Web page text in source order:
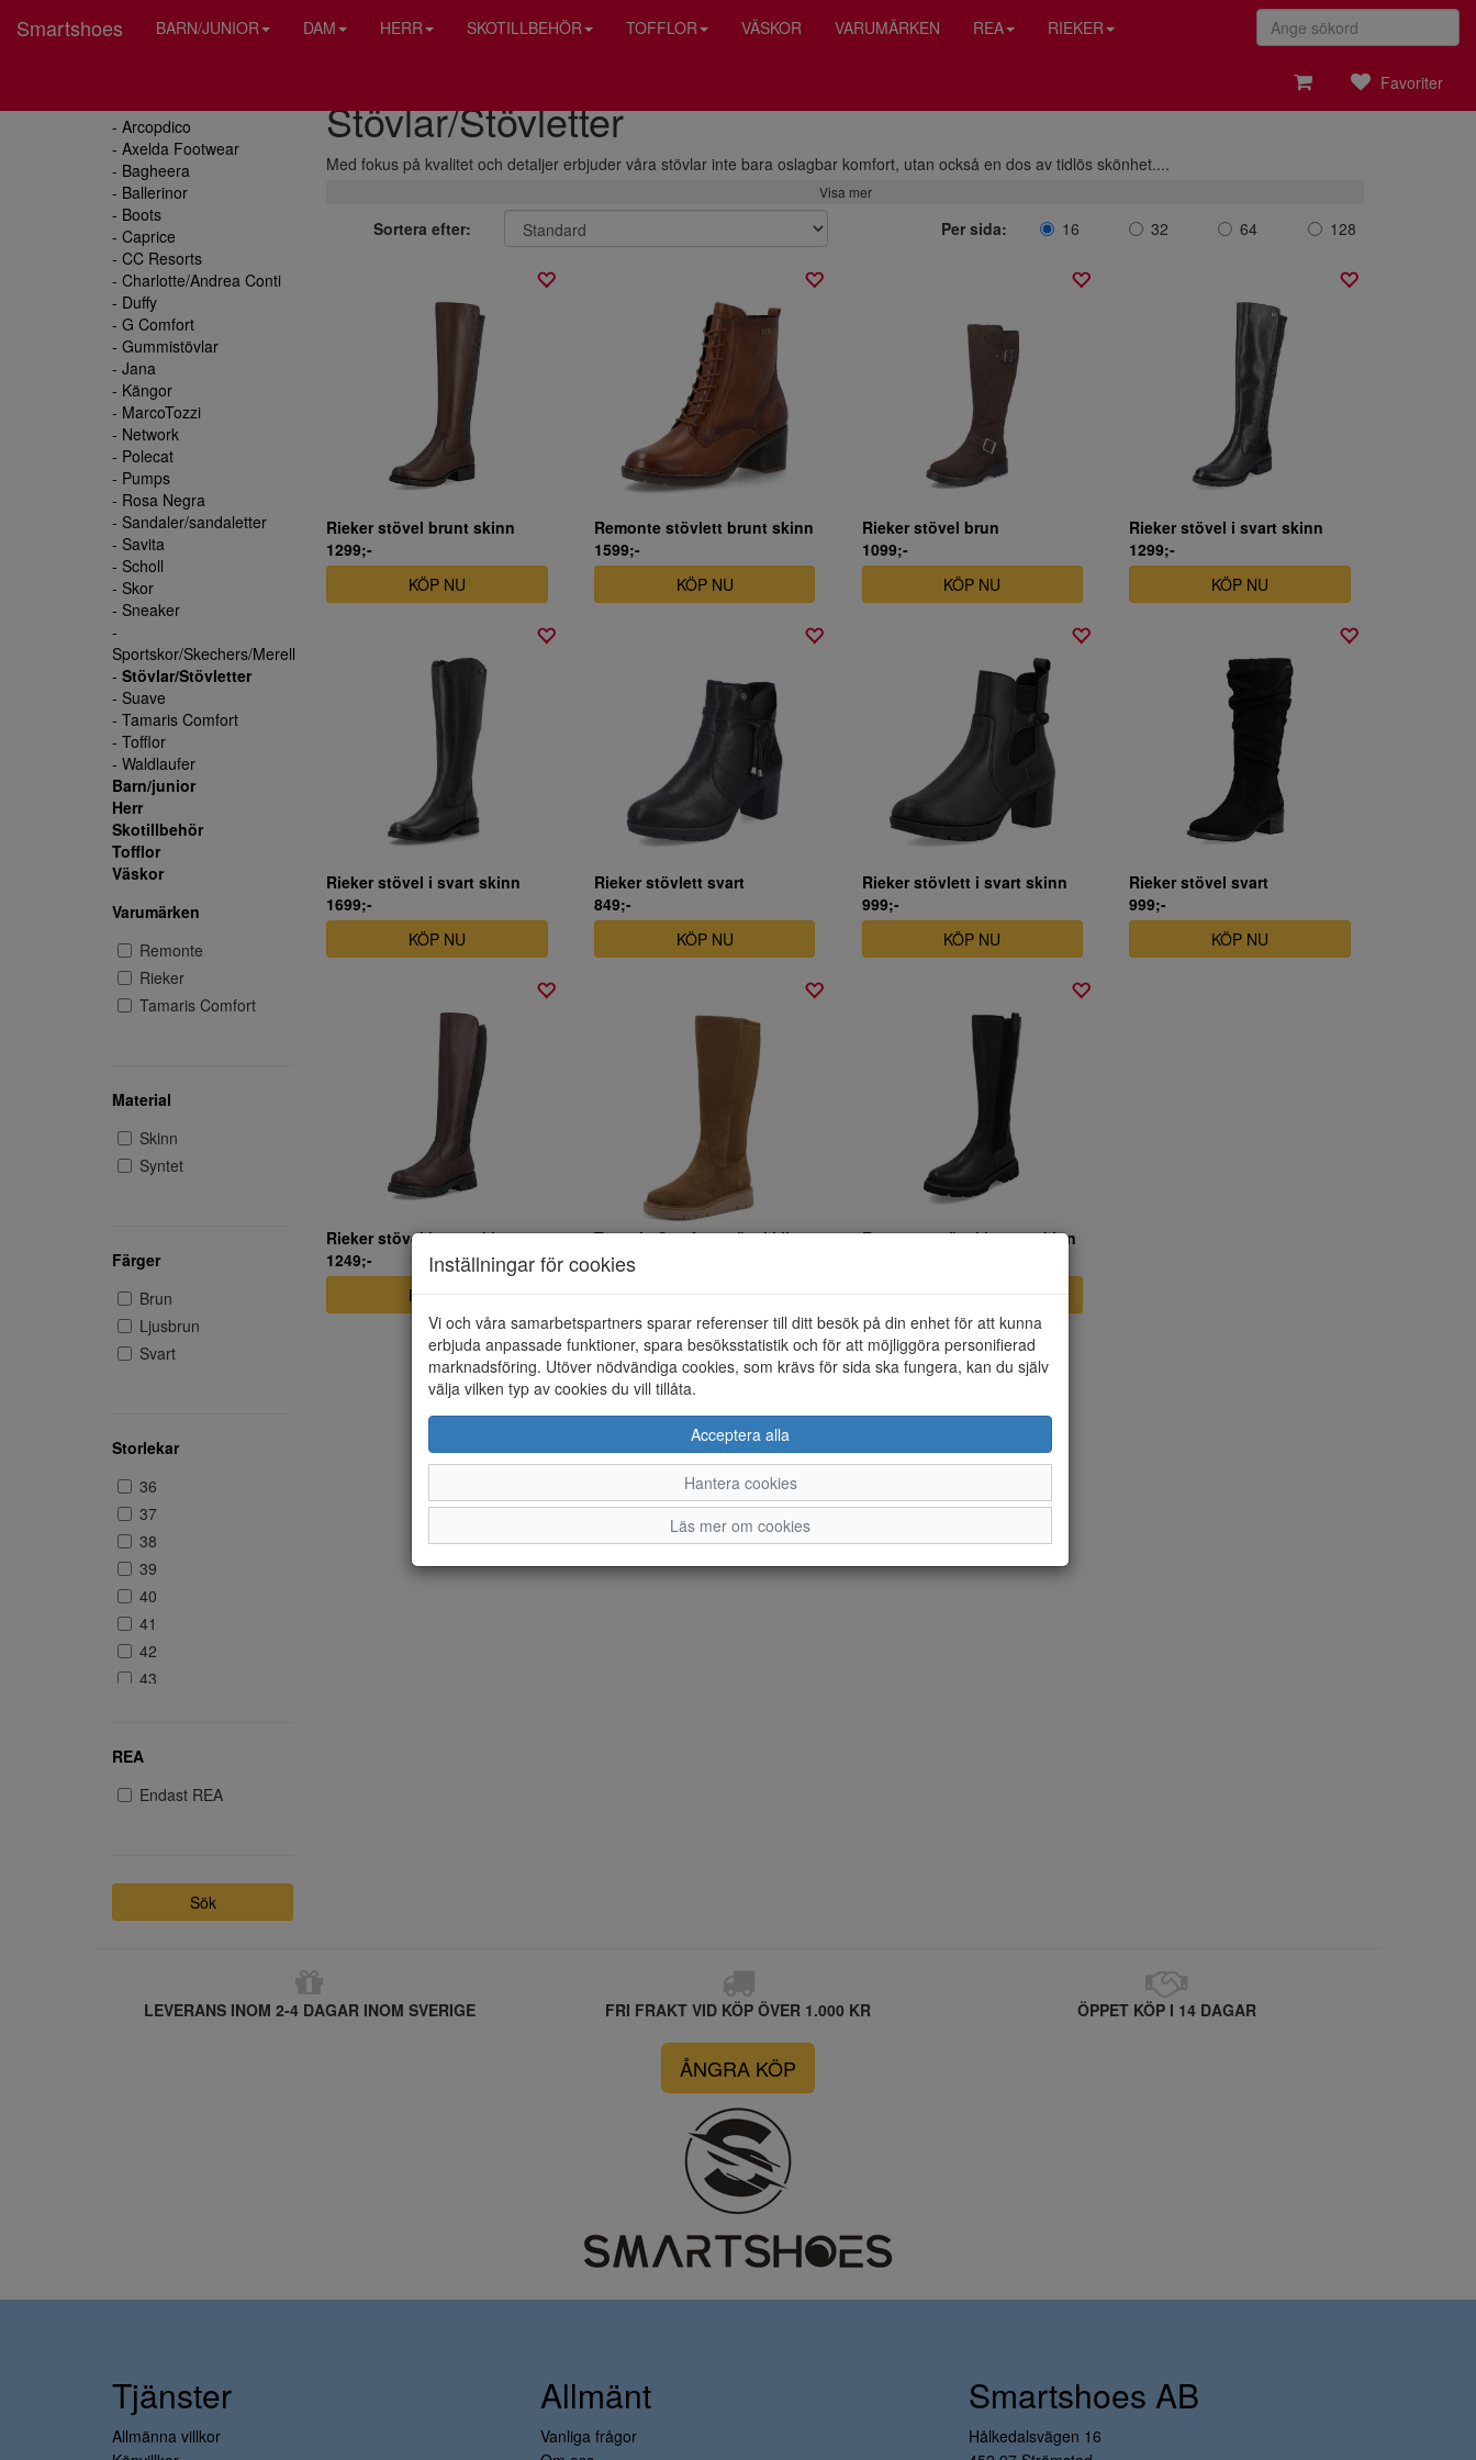
Smartshoes BARN/JUNIOR DAM HERR SKOTILLBEHÖR TOFFLOR VÄSKOR VARUMÄRKEN REA RIEKER
Favoriter
- Arcopdico
- Axelda Footwear
- Bagheera
- Ballerinor
- Boots
- Caprice
- CC Resorts
- Charlotte/Andrea Conti
- Duffy
- G Comfort
- Gummistövlar
- Jana
- Kängor
- MarcoTozzi
- Network
- Polecat
- Pumps
- Rosa Negra
- Sandaler/sandaletter
- Savita
- Scholl
- Skor
- Sneaker
-
Sportskor/Skechers/Merell
- Stövlar/Stövletter
- Suave
- Tamaris Comfort
- Tofflor
- Waldlaufer
Barn/junior
Herr
Skotillbehör
Tofflor
Väskor
Varumärken
Remonte
Rieker
Tamaris Comfort
Material
Skinn
Syntet
Färger
Brun
Ljusbrun
Svart
Storlekar
36
37
38
39
40
41
42
43
REA
Endast REA
Sök
Stövlar/Stövletter
Med fokus på kvalitet och detaljer erbjuder våra stövlar inte bara oslagbar komfort, utan också en dos av tidlös skönhet....
Visa mer
Sortera efter: Per sida: 16 32 64 128
Rieker stövel brunt skinn
1299;-
KÖP NU
Remonte stövlett brunt skinn
1599;-
KÖP NU
Rieker stövel brun
1099;-
KÖP NU
Rieker stövel i svart skinn
1299;-
KÖP NU
Rieker stövel i svart skinn
1699;-
KÖP NU
Rieker stövlett svart
849;-
KÖP NU
Rieker stövlett i svart skinn
999;-
KÖP NU
Rieker stövel svart
999;-
KÖP NU
Rieker stövel brunt skinn
1249;-
KÖP NU
Tamaris Comfort stövel i ljusbrun mocka
1999;-
KÖP NU
Remonte stövel i svart skinn
KÖP NU
LEVERANS INOM 2-4 DAGAR INOM SVERIGE FRI FRAKT VID KÖP ÖVER 1.000 KR ÖPPET KÖP I 14 DAGAR
ÅNGRA KÖP
Inställningar för cookies
Vi och våra samarbetspartners sparar referenser till ditt besök på din enhet för att kunna
erbjuda anpassade funktioner, spara besöksstatistik och för att möjliggöra personifierad
marknadsföring. Utöver nödvändiga cookies, som krävs för sida ska fungera, kan du själv
välja vilken typ av cookies du vill tillåta.
Acceptera alla
Hantera cookies
Läs mer om cookies
Tjänster
Allmänna villkor
Allmänt
Vanliga frågor
Smartshoes AB
Hålkedalsvägen 16